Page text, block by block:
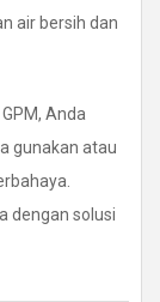
air bersih dan
Anda
gunakan atau
dengan solusi